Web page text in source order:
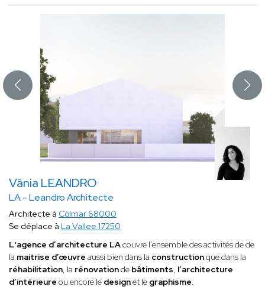
Vânia LEANDRO
LA - Leandro Architecte
Architecte à Colmar 68000
Se déplace à La Vallee 17250
L'agence d’architecture LAcouvre l’ensemble des activités de de
la maitrise d’œuvre aussi bien dans la constructionque dans la
réhabilitation, la rénovationde bâtiments, l’architecture
d’intérieure ou encore le designet le graphisme.